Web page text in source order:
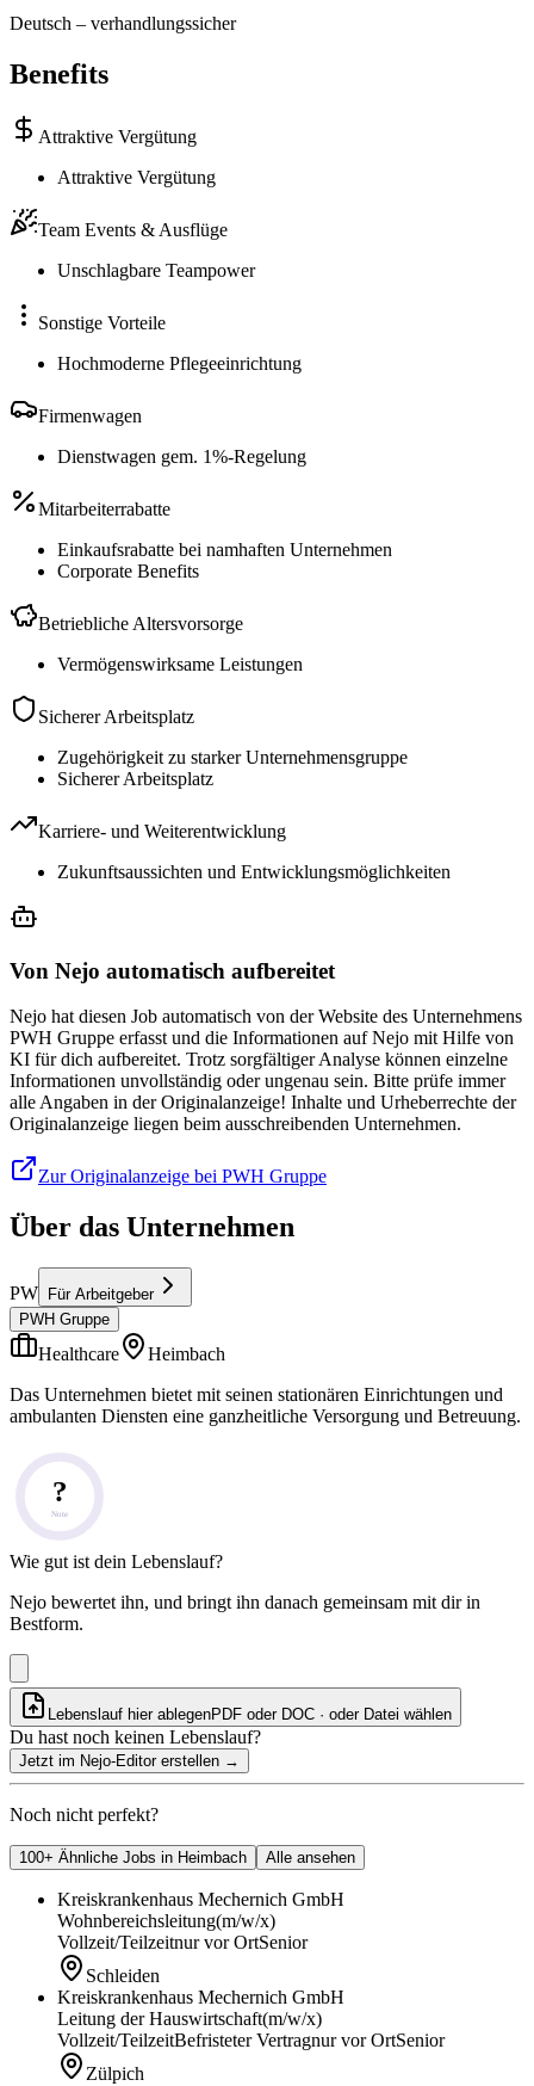
Deutsch – verhandlungssicher
Benefits
Attraktive Vergütung
Attraktive Vergütung
Team Events & Ausflüge
Unschlagbare Teampower
Sonstige Vorteile
Hochmoderne Pflegeeinrichtung
Firmenwagen
Dienstwagen gem. 1%-Regelung
Mitarbeiterrabatte
Einkaufsrabatte bei namhaften Unternehmen
Corporate Benefits
Betriebliche Altersvorsorge
Vermögenswirksame Leistungen
Sicherer Arbeitsplatz
Zugehörigkeit zu starker Unternehmensgruppe
Sicherer Arbeitsplatz
Karriere- und Weiterentwicklung
Zukunftsaussichten und Entwicklungsmöglichkeiten
Von Nejo automatisch aufbereitet
Nejo hat diesen Job automatisch von der Website des Unternehmens
PWH Gruppe erfasst und die Informationen auf Nejo mit Hilfe von
KI für dich aufbereitet. Trotz sorgfältiger Analyse können einzelne
Informationen unvollständig oder ungenau sein. Bitte prüfe immer
alle Angaben in der Originalanzeige! Inhalte und Urheberrechte der
Originalanzeige liegen beim ausschreibenden Unternehmen.
Zur Originalanzeige bei PWH Gruppe
Über das Unternehmen
PW
Für Arbeitgeber
PWH Gruppe
Healthcare
Heimbach
Das Unternehmen bietet mit seinen stationären Einrichtungen und
ambulanten Diensten eine ganzheitliche Versorgung und Betreuung.
?
Note
Wie gut ist dein Lebenslauf?
Nejo bewertet ihn, und bringt ihn danach gemeinsam mit dir in
Bestform.
Lebenslauf hier ablegenPDF oder DOC · oder Datei wählen
Du hast noch keinen Lebenslauf?
Jetzt im Nejo-Editor erstellen →
Noch nicht perfekt?
100+ Ähnliche Jobs in Heimbach Alle ansehen
Kreiskrankenhaus Mechernich GmbH
Wohnbereichsleitung(m/w/x)
Vollzeit/Teilzeitnur vor OrtSenior
Schleiden
Kreiskrankenhaus Mechernich GmbH
Leitung der Hauswirtschaft(m/w/x)
Vollzeit/TeilzeitBefristeter Vertragnur vor OrtSenior
Zülpich